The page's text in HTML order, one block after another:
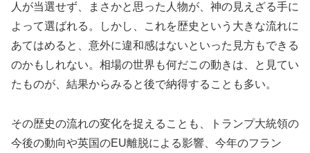
人が当選せず、まさかと思った人物が、神の見えざる手に
よって選ばれる。しかし、これを歴史という大きな流れに
あてはめると、意外に違和感はないといった見方もできる
のかもしれない。相場の世界も何だこの動きは、と見てい
たものが、結果からみると後で納得することも多い。
その歴史の流れの変化を捉えることも、トランプ大統領の
今後の動向や英国のEU離脱による影響、今年のフラン